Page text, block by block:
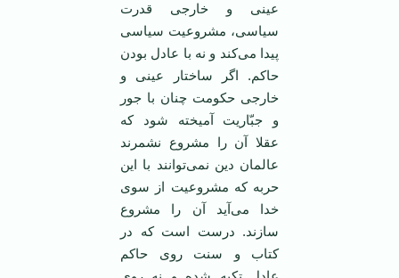
عینی و خارجی قدرت
سیاسی، مشروعیت سیاسی
پیدا می‌کند و نه با عادل بودن
حاکم. اگر ساختار عینی و
خارجی حکومت چنان با جور
و جبّاریت آمیخته شود که
عقلا آن را مشروع نشمرند
عالمان دین نمی‌توانند با این
حربه که مشروعیت از سوی
خدا می‌آید آن را مشروع
سازند. درست است که در
کتاب و سنت روی حاکم